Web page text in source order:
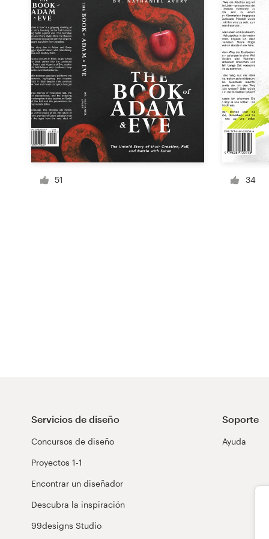
51 34
Servicios de diseño
Concursos de diseño
Proyectos 1-1
Encontrar un diseñador
Descubra la inspiración
99designs Studio
Soporte
Ayuda
Recursos
Precios
Hágase diseñador